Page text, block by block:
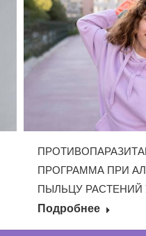
ПРОГРАММА ПРИ
ПЫЛЬЦУ РАСТЕНИЙ
Подробнее